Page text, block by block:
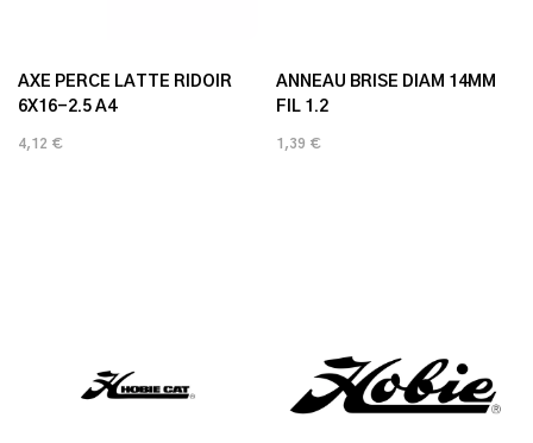
AXE PERCE LATTE RIDOIR
6X16-2.5 A4
4,12 €
ANNEAU BRISE DIAM 14MM
FIL 1.2
1,39 €